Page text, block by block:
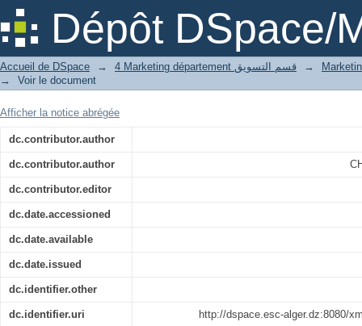
Dépôt DSpace/
Elaboration de plan marketing
produit
Accueil de DSpace → 4 Marketing département قسم التسويق
→
→
Voir le document
Afficher la notice abrégée
dc.contributor.author
dc.contributor.author
dc.contributor.editor
dc.date.accessioned
dc.date.available
dc.date.issued
dc.identifier.other
dc.identifier.uri http://dspace.esc-alger.dz:8080/